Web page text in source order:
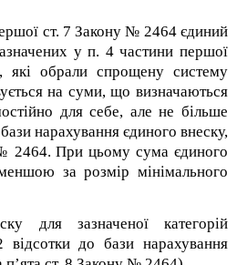
ст. 7 Закону № 2464 єдиний
у п. 4 частини першої
обрали спрощену систему
на суми, що визначаються
для себе, але не більше
нарахування єдиного внеску,
2464. При цьому сума єдиного
за розмір мінімального
для зазначеної категорій
відсотки до бази нарахування